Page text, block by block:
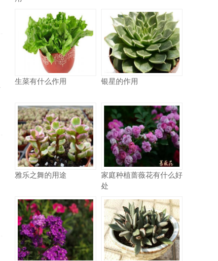
生菜有什么作用 银星的作用
雅乐之舞的用途
家庭种植蔷薇花有什么好
处